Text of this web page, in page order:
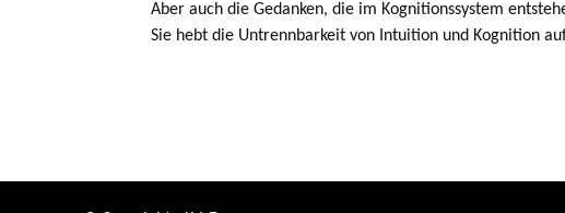
Aber auch die Gedanken, die im Kognitionssystem
Sie hebt die Untrennbarkeit von Intuition und Kognition